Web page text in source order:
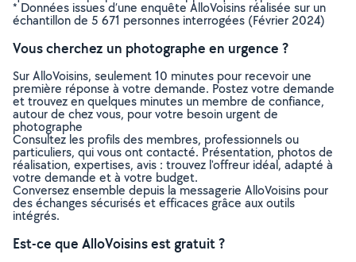
* Données issues d’une enquête AlloVoisins réalisée sur un
échantillon de 5 671 personnes interrogées (Février 2024)
Vous cherchez un photographe en urgence ?
Sur AlloVoisins, seulement 10 minutes pour recevoir une
première réponse à votre demande. Postez votre demande
et trouvez en quelques minutes un membre de confiance,
autour de chez vous, pour votre besoin urgent de
photographe
Consultez les profils des membres, professionnels ou
particuliers, qui vous ont contacté. Présentation, photos de
réalisation, expertises, avis : trouvez l'offreur idéal, adapté à
votre demande et à votre budget.
Conversez ensemble depuis la messagerie AlloVoisins pour
des échanges sécurisés et efficaces grâce aux outils
intégrés.
Est-ce que AlloVoisins est gratuit ?